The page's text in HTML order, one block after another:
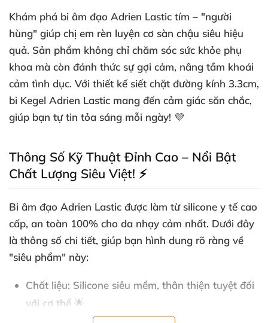
Khám phá bi âm đạo Adrien Lastic tím – "người
hùng" giúp chị em rèn luyện cơ sàn chậu siêu hiệu
quả. Sản phẩm không chỉ chăm sóc sức khỏe phụ
khoa mà còn đánh thức sự gợi cảm, nâng tầm khoái
cảm tình dục. Với thiết kế siết chặt đường kính 3.3cm,
bi Kegel Adrien Lastic mang đến cảm giác săn chắc,
giúp bạn tự tin tỏa sáng mỗi ngày! 💜
Thông Số Kỹ Thuật Đỉnh Cao – Nổi Bật
Chất Lượng Siêu Việt! ⚡
Bi âm đạo Adrien Lastic được làm từ silicone y tế cao
cấp, an toàn 100% cho da nhạy cảm nhất. Dưới đây
là thông số chi tiết, giúp bạn hình dung rõ ràng về
"siêu phẩm" này:
Chất liệu: Silicone siêu mềm, thân thiện tuyệt đối
với cơ thể 🌟